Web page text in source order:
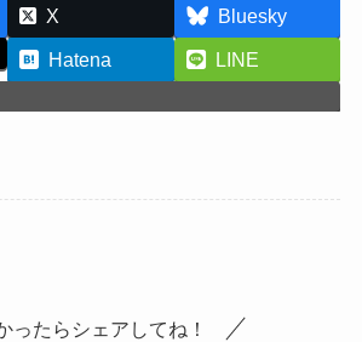
X
Bluesky
Hatena
LINE
ったらシェアしてね！